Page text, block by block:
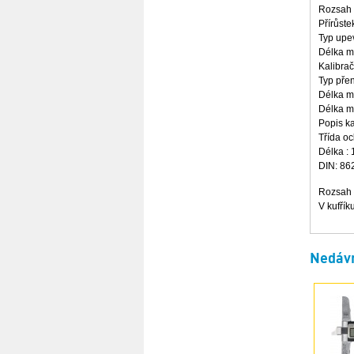
Typ
Délka
Typ
Délka
Délka
Popis
Třída
Délka :
DIN:
V